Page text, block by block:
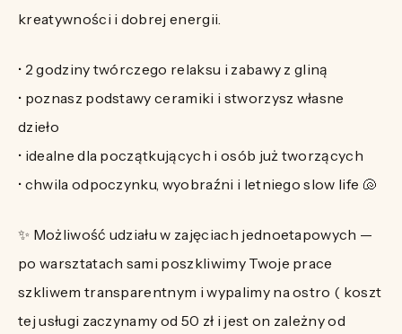
kreatywności i dobrej energii.
• 2 godziny twórczego relaksu i zabawy z gliną
• poznasz podstawy ceramiki i stworzysz własne
dzieło
• idealne dla początkujących i osób już tworzących
• chwila odpoczynku, wyobraźni i letniego slow life 🐚
✨ Możliwość udziału w zajęciach jednoetapowych —
po warsztatach sami poszkliwimy Twoje prace
szkliwem transparentnym i wypalimy na ostro ( koszt
tej usługi zaczynamy od 50 zł i jest on zależny od